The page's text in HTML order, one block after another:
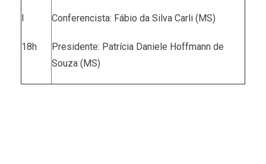
18h
Conferencista: Fábio da Silva Carli (MS)
Presidente: Patrícia Daniele Hoffmann de
Souza (MS)